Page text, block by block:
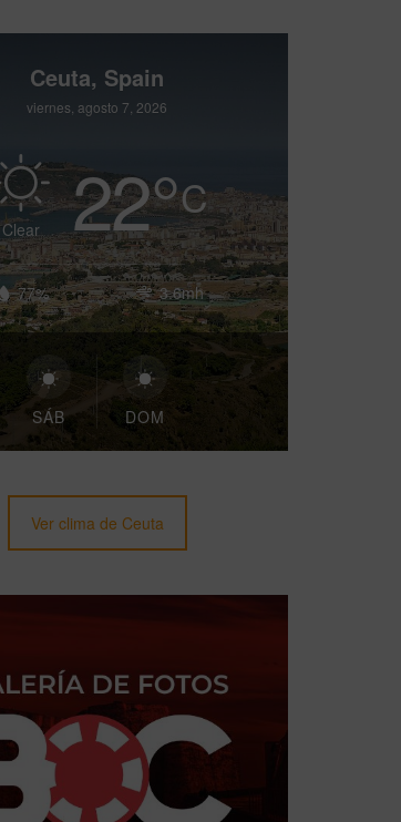
Ceuta, Spain
viernes, agosto 7, 2026
Clear 22°C
77% 3.6mh
SÁB DOM
Ver clima de Ceuta